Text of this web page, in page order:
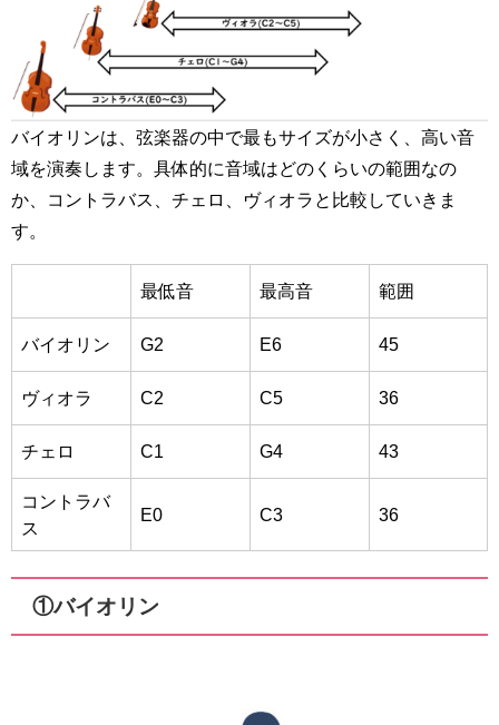
バイオリンは、弦楽器の中で最もサイズが小さく、高い音
域を演奏します。具体的に音域はどのくらいの範囲なの
か、コントラバス、チェロ、ヴィオラと比較していきま
す。
最低音 最高音 範囲
バイオリン G2 E6 45
ヴィオラ C2 C5 36
チェロ C1 G4 43
コントラバ
ス
E0 C3 36
①バイオリン